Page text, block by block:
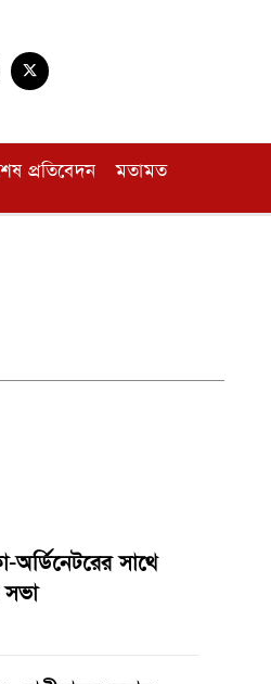
প্রতিবেদন মতামত
অর্ডিনেটরের সাথে
সভা